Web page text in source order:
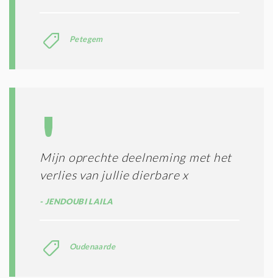
Petegem
Mijn oprechte deelneming met het
verlies van jullie dierbare x
JENDOUBI LAILA
Oudenaarde